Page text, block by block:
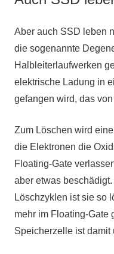
Aber auch SSD leben
die sogenannte
Halbleiterlaufwerken
elektrische Ladung in
gefangen wird, das
Zum Löschen wird
die Elektronen die
Floating-Gate
aber etwas
Löschzyklen ist sie so
mehr im Floating-Gate
Speicherzelle ist damit